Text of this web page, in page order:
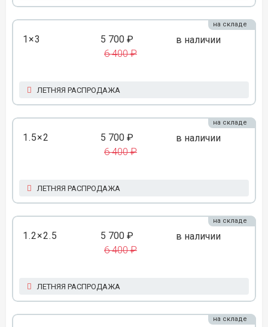
1×3 5 700 ₽
6 400 ₽
в наличии
на складе
ЛЕТНЯЯ РАСПРОДАЖА
1.5×2 5 700 ₽
6 400 ₽
в наличии
на складе
ЛЕТНЯЯ РАСПРОДАЖА
1.2×2.5 5 700 ₽
6 400 ₽
в наличии
на складе
ЛЕТНЯЯ РАСПРОДАЖА
на складе